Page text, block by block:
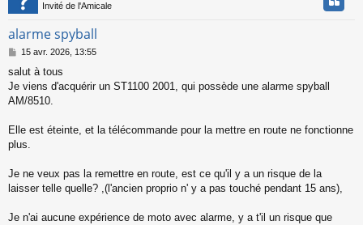
Invité de l'Amicale
alarme spyball
M
s
s
a
e
15 avr. 2026, 13:55
salut à tous
Je viens d'acquérir un ST1100 2001, qui possède une alarme spyball
AM/8510.
Elle est éteinte, et la télécommande pour la mettre en route ne fonctionne
plus.
Je ne veux pas la remettre en route, est ce qu'il y a un risque de la
laisser telle quelle? ,(l'ancien proprio n' y a pas touché pendant 15 ans),
Je n'ai aucune expérience de moto avec alarme, y a t'il un risque que